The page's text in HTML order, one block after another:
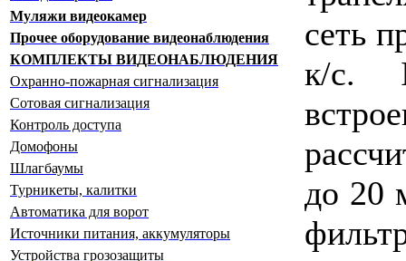
Муляжи видеокамер
Прочее оборудование видеонаблюдения
КОМПЛЕКТЫ ВИДЕОНАБЛЮДЕНИЯ
Охранно-пожарная сигнализация
Сотовая сигнализация
Контроль доступа
Домофоны
Шлагбаумы
Турникеты, калитки
Автоматика для ворот
Источники питания, аккумуляторы
Устройства грозозащиты
сеть
к/с.
до 20